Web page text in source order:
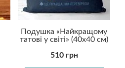
Подушка «Найкращому
татові у світі» (40х40 см)
510 грн